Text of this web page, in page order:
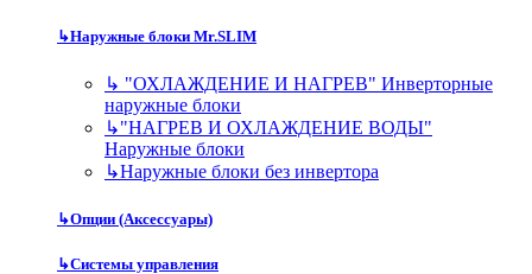
↳Наружные блоки Mr.SLIM
↳ "ОХЛАЖДЕНИЕ И НАГРЕВ" Инверторные
наружные блоки
↳"НАГРЕВ И ОХЛАЖДЕНИЕ ВОДЫ"
Наружные блоки
↳Наружные блоки без инвертора
↳Опции (Аксессуары)
↳Системы управления